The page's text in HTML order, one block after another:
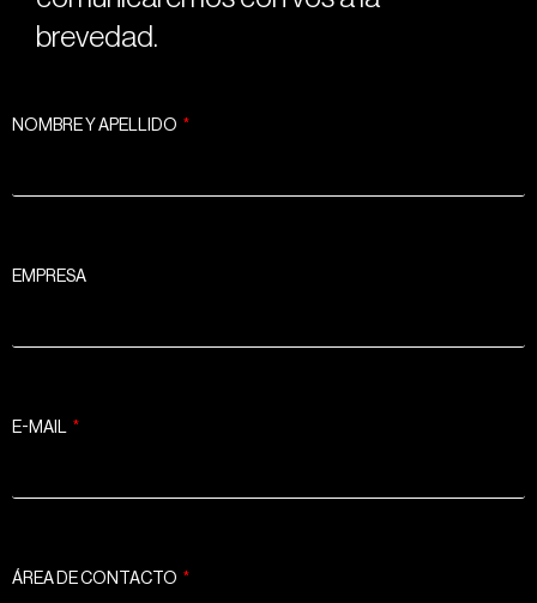
brevedad.
NOMBRE Y APELLIDO
EMPRESA
E-MAIL
ÁREA DE CONTACTO